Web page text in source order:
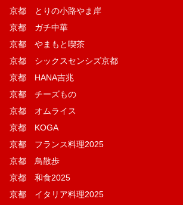
京都 とりの小路やま岸
京都 ガチ中華
京都 やまもと喫茶
京都 シックスセンシズ京都
京都 HANA吉兆
京都 チーズもの
京都 オムライス
京都 KOGA
京都 フランス料理2025
京都 鳥散歩
京都 和食2025
京都 イタリア料理2025